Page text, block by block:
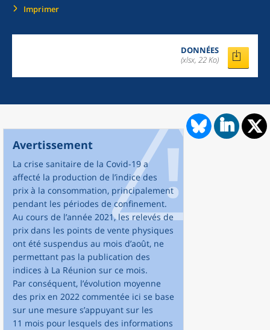
Imprimer
DONNÉES
(xlsx, 22 Ko)
Avertissement
La crise sanitaire de la Covid-19 a
affecté la production de l’indice des
prix à la consommation, principalement
pendant les périodes de confinement.
Au cours de l’année 2021, les relevés de
prix dans les points de vente physiques
ont été suspendus au mois d’août, ne
permettant pas la publication des
indices à La Réunion sur ce mois.
Par conséquent, l’évolution moyenne
des prix en 2022 commentée ici se base
sur une mesure s’appuyant sur les
11 mois pour lesquels des informations